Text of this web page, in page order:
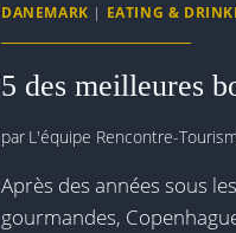
DANEMARK | EATING &
5 des meilleures
par L'équipe Rencontre-
Après des années sous
gourmandes,